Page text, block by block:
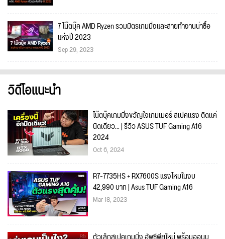
7 โน๊ตบุ๊ค AMD Ryzen รวมมิตรเกมมิ่งและสายทำงานน่าซื้อ
แห่งปี 2023
Sep 29, 2023
วิดีโอแนะนำ
โน้ตบุ๊คเกมมิ่งขวัญใจเกมเมอร์ สเปคเเรง ติดเเค่
นิดเดียว... | รีวิว ASUS TUF Gaming A16
2024
Oct 6, 2024
R7-7735HS + RX7600S แรงไหมในงบ
42,990 บาท | Asus TUF Gaming A16
Mar 18, 2023